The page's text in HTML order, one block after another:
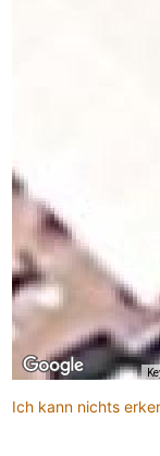
Ich kann nichts